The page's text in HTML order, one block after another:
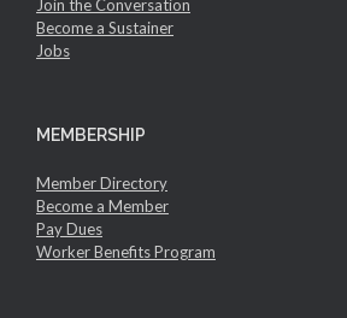
Join the Conversation
Become a Sustainer
Jobs
MEMBERSHIP
Member Directory
Become a Member
Pay Dues
Worker Benefits Program